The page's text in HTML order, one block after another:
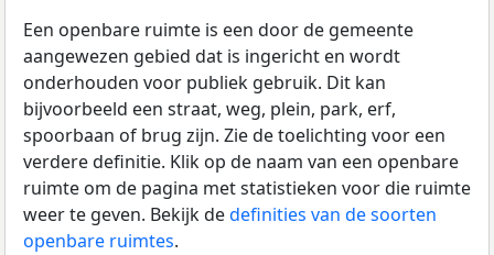
Een openbare ruimte is een door de gemeente
aangewezen gebied dat is ingericht en wordt
onderhouden voor publiek gebruik. Dit kan
bijvoorbeeld een straat, weg, plein, park, erf,
spoorbaan of brug zijn. Zie de toelichting voor een
verdere definitie. Klik op de naam van een openbare
ruimte om de pagina met statistieken voor die ruimte
weer te geven. Bekijk dedefinities van de soorten
openbare ruimtes.